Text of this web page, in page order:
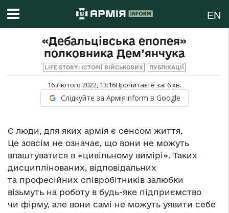
EN
«Дебальцівська епопея»
полковника Дем’янчука
LIFE STORY: ІСТОРІЇ ВІЙСЬКОВИХ ПУБЛІКАЦІЇ
16 Лютого 2022, 13:16Прочитаєте за: 6хв.
Слідкуйте за АрміяInform в Google
Є люди, для яких армія є сенсом життя.
Це зовсім не означає, що вони не можуть
влаштуватися в «цивільному вимірі». Таких
дисциплінованих, відповідальних
та професійних співробітників залюбки
візьмуть на роботу в будь-яке підприємство
чи фірму, але вони самі не можуть уявити себе